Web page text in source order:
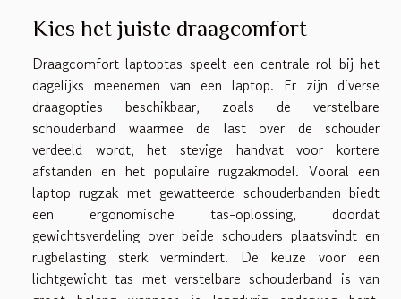
Kies het juiste draagcomfort
Draagcomfort laptoptas speelt een centrale rol bij het
dagelijks meenemen van een laptop. Er zijn diverse
draagopties beschikbaar, zoals de verstelbare
schouderband waarmee de last over de schouder
verdeeld wordt, het stevige handvat voor kortere
afstanden en het populaire rugzakmodel. Vooral een
laptop rugzak met gewatteerde schouderbanden biedt
een ergonomische tas-oplossing, doordat
gewichtsverdeling over beide schouders plaatsvindt en
rugbelasting sterk vermindert. De keuze voor een
lichtgewicht tas met verstelbare schouderband is van